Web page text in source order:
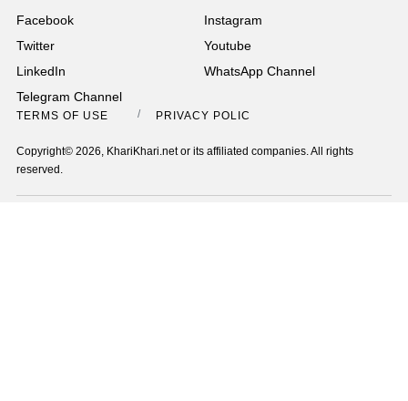
Facebook
Instagram
Twitter
Youtube
LinkedIn
WhatsApp Channel
Telegram Channel
TERMS OF USE PRIVACY POLICY
Copyright© 2026, KhariKhari.net or its affiliated companies. All rights
reserved.